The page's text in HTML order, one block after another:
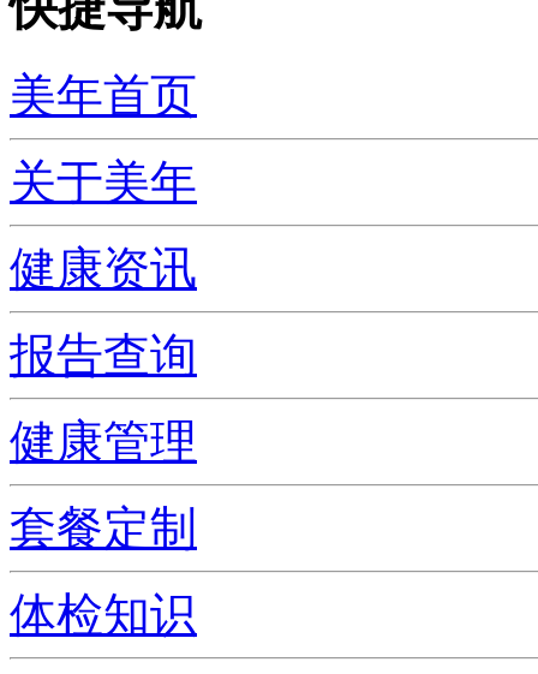
美年首页
关于美年
健康资讯
报告查询
健康管理
套餐定制
体检知识